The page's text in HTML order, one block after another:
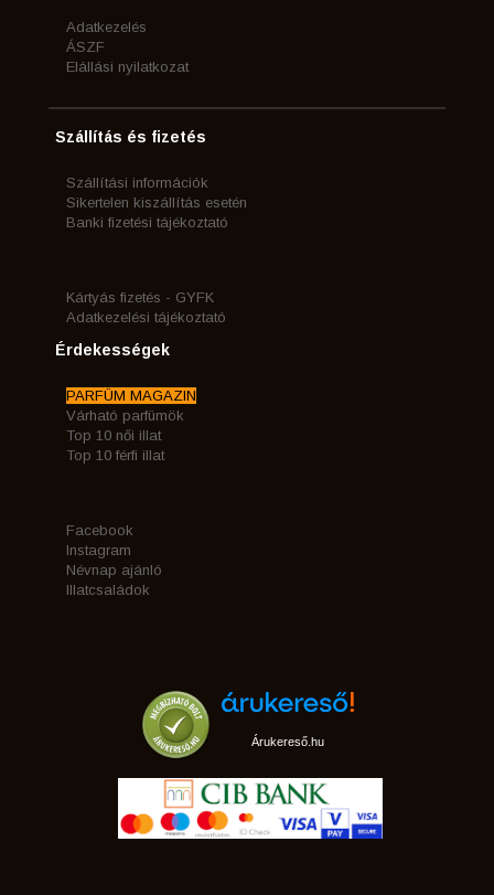
Adatkezelés
ÁSZF
Elállási nyilatkozat
Szállítás és fizetés
Szállítási információk
Sikertelen kiszállítás esetén
Banki fizetési tájékoztató
Kártyás fizetés - GYFK
Adatkezelési tájékoztató
Érdekességek
PARFÜM MAGAZIN
Várható parfümök
Top 10 női illat
Top 10 férfi illat
Facebook
Instagram
Névnap ajánló
Illatcsaládok
Árukereső.hu